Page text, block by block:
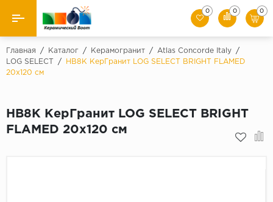
Назад
Производители
Керамогранит
0 0 0
Главная / Каталог / Керамогранит / Atlas Concorde Italy
/
LOG SELECT
/
HB8K КерГранит LOG SELECT BRIGHT FLAMED
20x120 см
HB8K КерГранит LOG SELECT BRIGHT
FLAMED 20x120 см